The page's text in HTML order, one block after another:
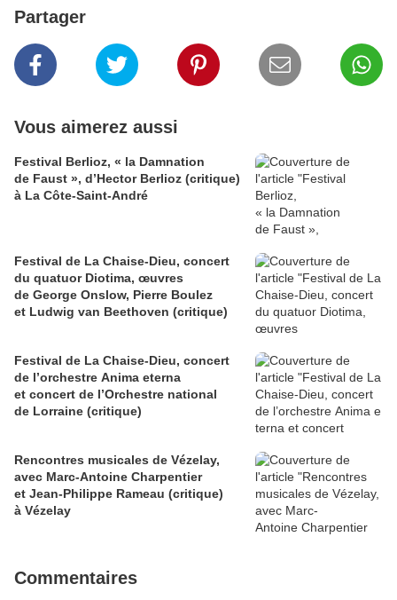
Partager
Vous aimerez aussi
Festival Berlioz, « la Damnation
de Faust », d’Hector Berlioz (critique)
à La Côte‑Saint‑André
Festival de La Chaise-Dieu, concert
du quatuor Diotima, œuvres
de George Onslow, Pierre Boulez
et Ludwig van Beethoven (critique)
Festival de La Chaise-Dieu, concert
de l’orchestre Anima eterna
et concert de l’Orchestre national
de Lorraine (critique)
Rencontres musicales de Vézelay,
avec Marc-Antoine Charpentier
et Jean-Philippe Rameau (critique)
à Vézelay
Commentaires